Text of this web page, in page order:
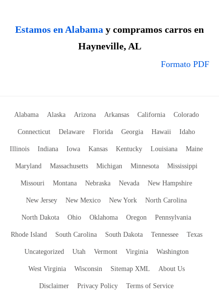
Estamos en Alabama y compramos carros en
Hayneville, AL
Formato PDF
Alabama Alaska Arizona Arkansas California Colorado
Connecticut Delaware Florida Georgia Hawaii Idaho
Illinois Indiana Iowa Kansas Kentucky Louisiana Maine
Maryland Massachusetts Michigan Minnesota Mississippi
Missouri Montana Nebraska Nevada New Hampshire
New Jersey New Mexico New York North Carolina
North Dakota Ohio Oklahoma Oregon Pennsylvania
Rhode Island South Carolina South Dakota Tennessee Texas
Uncategorized Utah Vermont Virginia Washington
West Virginia Wisconsin Sitemap XML About Us
Disclaimer Privacy Policy Terms of Service